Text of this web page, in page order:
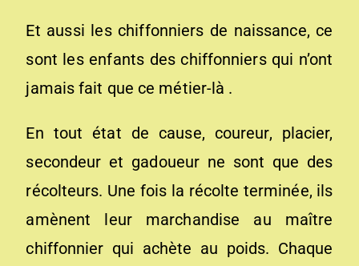
Et aussi les chiffonniers de naissance, ce
sont les enfants des chiffonniers qui n’ont
jamais fait que ce métier-là .
En tout état de cause, coureur, placier,
secondeur et gadoueur ne sont que des
récolteurs. Une fois la récolte terminée, ils
amènent leur marchandise au maître
chiffonnier qui achète au poids. Chaque